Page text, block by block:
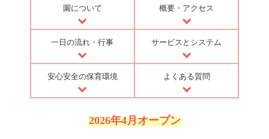
園について 概要・アクセス
一日の流れ・行事 サービスとシステム
安心安全の保育環境 よくある質問
2026年4月オープン